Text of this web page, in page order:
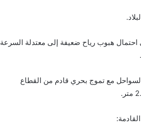
احتمال هبوب رياح ضعيفة إلى معتدلة السرعة
مع تموج بحري قادم من القطاع